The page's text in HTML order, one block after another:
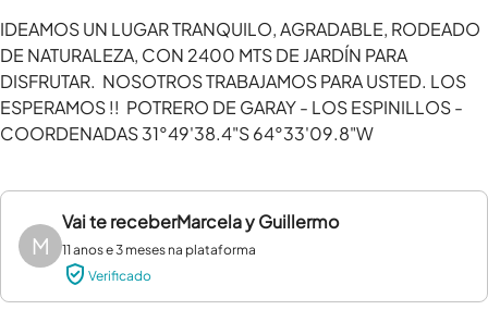
IDEAMOS UN LUGAR TRANQUILO, AGRADABLE, RODEADO
DE NATURALEZA, CON 2400 MTS DE JARDÍN PARA
DISFRUTAR.  NOSOTROS TRABAJAMOS PARA USTED. LOS
ESPERAMOS !!  POTRERO DE GARAY - LOS ESPINILLOS -
COORDENADAS 31°49'38.4"S 64°33'09.8"W
M
Vai te receberMarcela y Guillermo
11 anos e 3 meses na plataforma
Verificado